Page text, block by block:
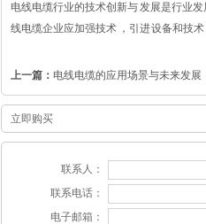
电线电缆行业的技术创新与 发展是行业
线电缆企业应加强技术 ，引进 设备和技
上一篇： 电线电缆的应用场景与未来发展
立即购买
联系人：
联系电话：
电子邮箱：